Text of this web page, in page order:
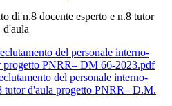
di n.8 docente esperto e n.8 tutor
d'aula
del personale interno-
progetto PNRR– DM 66-2023.pdf
del personale interno-
tutor d'aula progetto PNRR– D.M.